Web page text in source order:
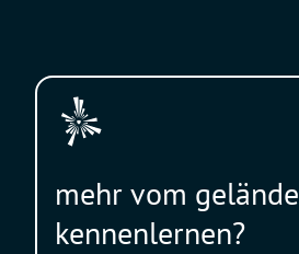
mehr vom gelände
kennenlernen?